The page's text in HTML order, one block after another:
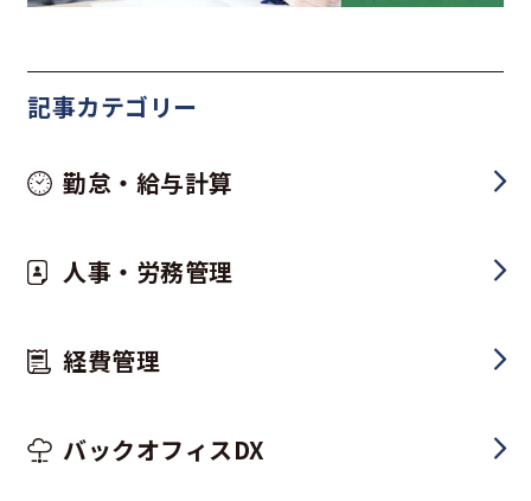
記事カテゴリー
勤怠・給与計算
人事・労務管理
経費管理
バックオフィスDX